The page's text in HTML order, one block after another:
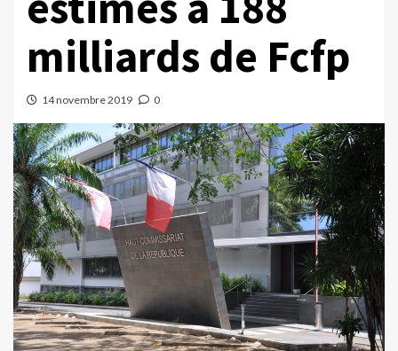
milliards de Fcfp
14 novembre 2019 0